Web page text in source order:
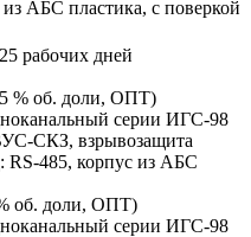
АБС пластика, с поверкой
рабочих дней
об. доли, ОПТ)
серии ИГС-98